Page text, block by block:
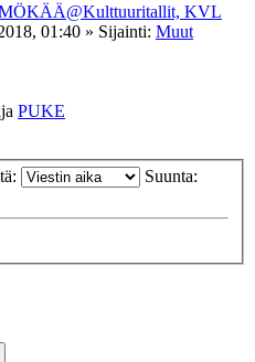
KVL
01:40 » Sijainti: Muut
PUKE
Suunta: